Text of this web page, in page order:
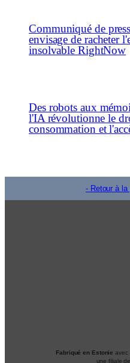
Communiqué de
envisage de racheter
insolvable RightNow
Des robots aux
l'IA révolutionne le
consommation et
- Retour à la
Fabriqué en Estonie avec
une filiale